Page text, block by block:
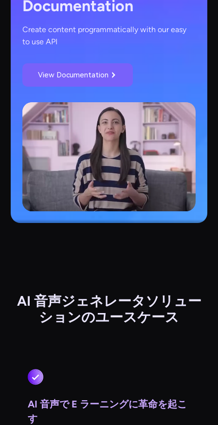
Documentation
Create content programmatically with our easy
to use API
View Documentation
AI 音声ジェネレータソリュー
ションのユースケース
AI 音声で E ラーニングに革命を起こ
す